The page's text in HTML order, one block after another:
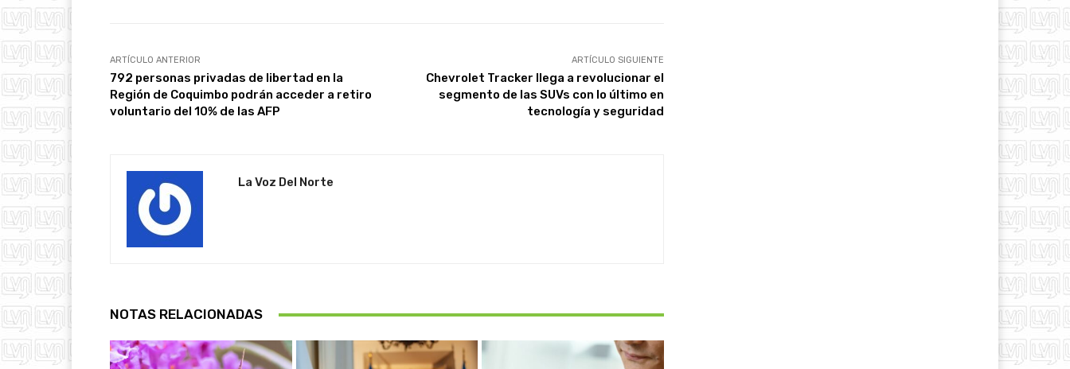
ARTÍCULO ANTERIOR
792 personas privadas de libertad en la
Región de Coquimbo podrán acceder a retiro
voluntario del 10% de las AFP
ARTÍCULO SIGUIENTE
Chevrolet Tracker llega a revolucionar el
segmento de las SUVs con lo último en
tecnología y seguridad
La Voz Del Norte
NOTAS RELACIONADAS